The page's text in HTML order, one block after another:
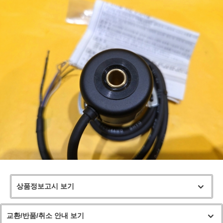
상품정보고시 보기
교환/반품/취소 안내 보기